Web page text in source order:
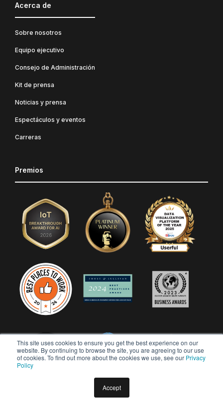
This site uses cookies to ensure you get the best experience on our
website. By continuing to browse the site, you are agreeing to our use
of cookies. To find out more about the cookies we use, see our Privacy
Policy
Accept
Acerca de
Sobre nosotros
Equipo ejecutivo
Consejo de Administración
Kit de prensa
Noticias y prensa
Espectáculos y eventos
Carreras
Premios